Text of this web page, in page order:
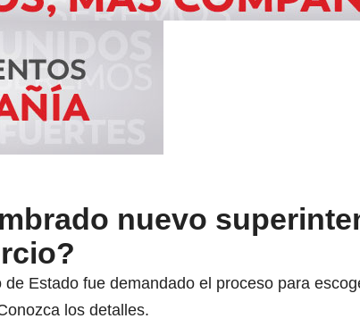
nuevo
Estado fue demandado el proceso para
los detalles.